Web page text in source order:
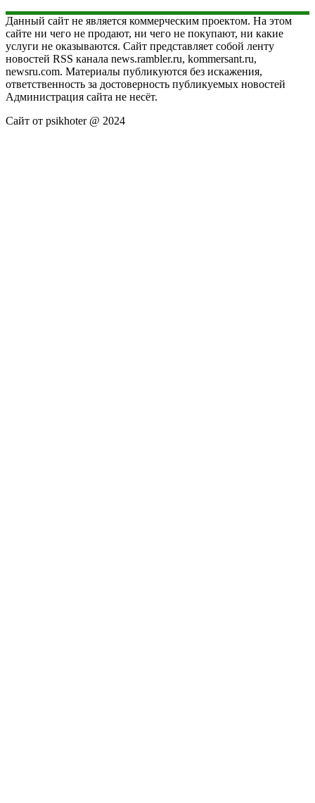
Данный сайт не является коммерческим проектом. На этом
сайте ни чего не продают, ни чего не покупают, ни какие
услуги не оказываются. Сайт представляет собой ленту
новостей RSS канала news.rambler.ru, kommersant.ru,
newsru.com. Материалы публикуются без искажения,
ответственность за достоверность публикуемых новостей
Администрация сайта не несёт.
Сайт от psikhoter @ 2024